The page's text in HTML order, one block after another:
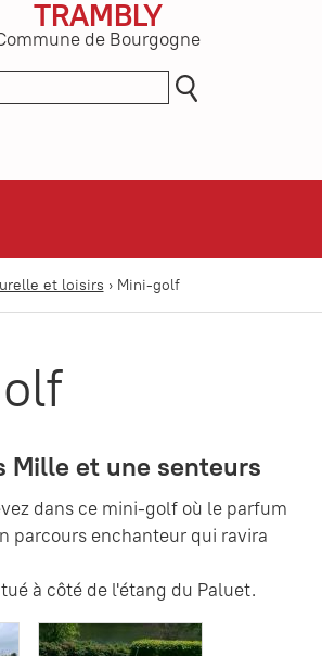
TRAMBLY
de Bourgogne
et loisirs › Mini-golf
Mille et une senteurs
dans ce mini-golf où le parfum
parcours enchanteur qui ravira
à côté de l'étang du Paluet.